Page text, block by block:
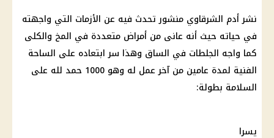
نشر أدم الشرقاوي منشور تحدث فيه عن الأزمات التي واجهته
في حياته حيث أنه عانى من أمراض متعددة في المخ والكلى
كما واجه الجلطات في الساق وهذا سر ابتعاده على الساحة
الفنية لمدة عامين من آخر عمل له وهو 1000 حمد لله على
السلامة بطولة:
يسرا